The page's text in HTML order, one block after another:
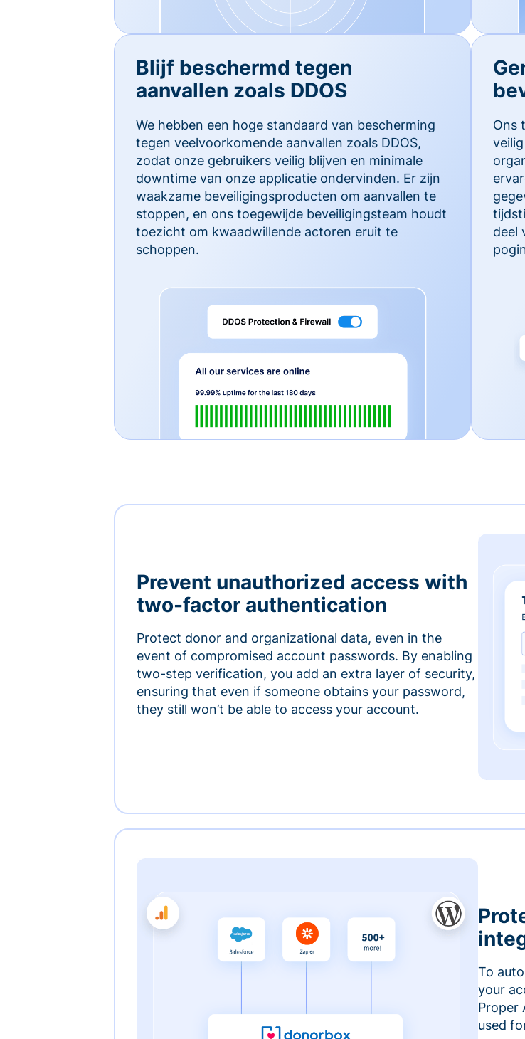
Blijf beschermd tegen
aanvallen zoals DDOS
We hebben een hoge standaard van bescherming
tegen veelvoorkomende aanvallen zoals DDOS,
zodat onze gebruikers veilig blijven en minimale
downtime van onze applicatie ondervinden. Er zijn
waakzame beveiligingsproducten om aanvallen te
stoppen, en ons toegewijde beveiligingsteam houdt
toezicht om kwaadwillende actoren eruit te
schoppen.
Ons
deel
Prevent unauthorized access with
two-factor authentication
Protect donor and organizational data, even in the
event of compromised account passwords. By enabling
two-step verification, you add an extra layer of security,
ensuring that even if someone obtains your password,
they still won’t be able to access your account.
To
your
Proper
used